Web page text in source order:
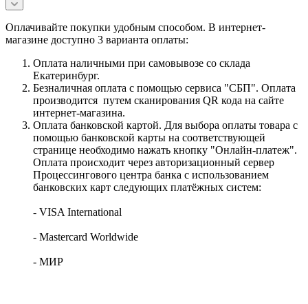
Оплачивайте покупки удобным способом. В интернет-
магазине доступно 3 варианта оплаты:
Оплата наличными при самовывозе со склада
Екатеринбург.
Безналичная оплата с помощью сервиса "СБП". Оплата
производится путем сканирования QR кода на сайте
интернет-магазина.
Оплата банковской картой. Для выбора оплаты товара с
помощью банковской карты на соответствующей
странице необходимо нажать кнопку "Онлайн-платеж".
Оплата происходит через авторизационный сервер
Процессингового центра банка с использованием
банковских карт следующих платёжных систем:
- VISA International
- Mastercard Worldwide
- МИР